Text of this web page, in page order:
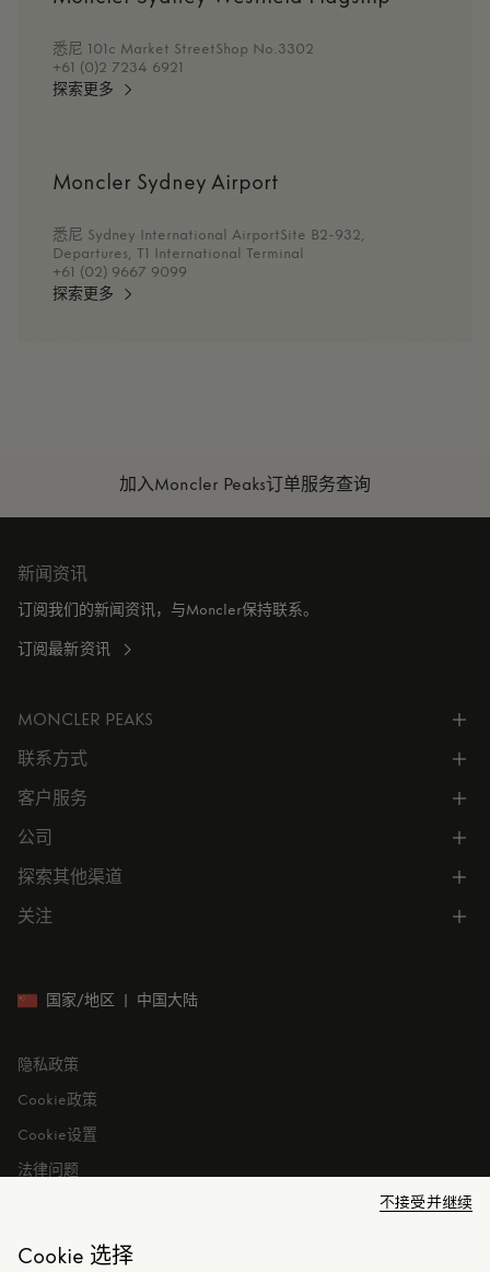
Cookie 选择
不接受并继续
悉尼 101c Market StreetShop No.3302
+61 (0)2 7234 6921
探索更多
Moncler Sydney Airport
悉尼 Sydney International AirportSite B2-932,
Departures, T1 International Terminal
+61 (02) 9667 9099
探索更多
加入Moncler Peaks订单服务查询
新闻资讯
订阅我们的新闻资讯，与Moncler保持联系。
订阅最新资讯
MONCLER PEAKS
了解专属权益
联系方式
电话联系 400-0362-166
联系在线客服
预约
客户服务
所有服务
常见问题
公司
公司信息
公司管理
投资者关系
探索其他渠道
微信小程序
关注
国家/地区 | 中国大陆
隐私政策
Cookie政策
Cookie设置
法律问题